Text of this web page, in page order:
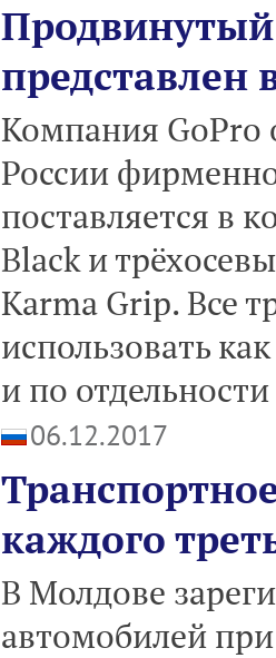
Продвинутый
представлен
Компания GoPro
России
поставляется в
Black и
Karma Grip. Все
использовать
и по
06.12.2017
каждого
В Молдове
автомобилей